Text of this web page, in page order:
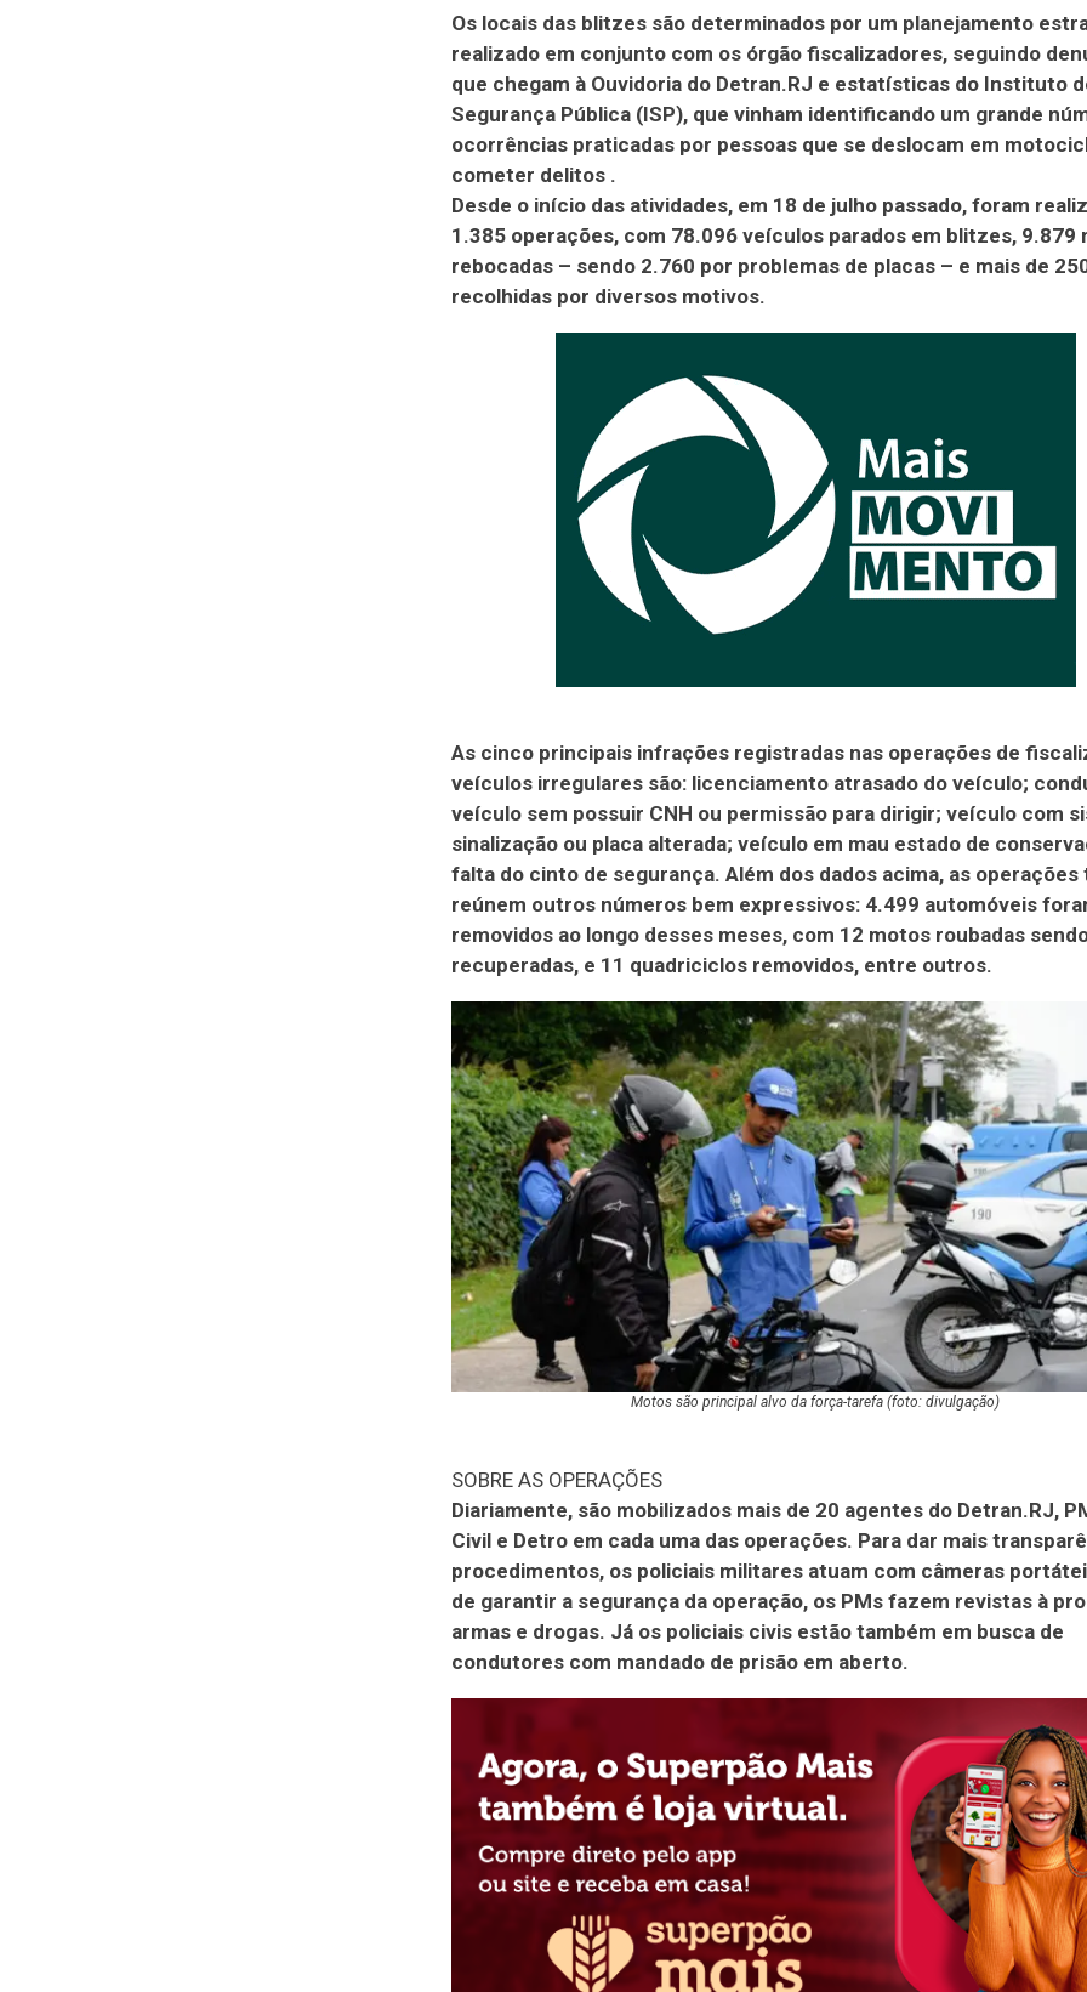
Os locais das blitzes são determinados por um planejamento
realizado em conjunto com os órgão fiscalizadores, seguindo
que chegam à Ouvidoria do Detran.RJ e estatísticas do Instituto
Segurança Pública (ISP), que vinham identificando um grande
ocorrências praticadas por pessoas que se deslocam em
cometer delitos .
Desde o início das atividades, em 18 de julho passado, foram
1.385 operações, com 78.096 veículos parados em blitzes, 9.879
rebocadas – sendo 2.760 por problemas de placas – e mais de
recolhidas por diversos motivos.
As cinco principais infrações registradas nas operações de
veículos irregulares são: licenciamento atrasado do veículo;
veículo sem possuir CNH ou permissão para dirigir; veículo com
sinalização ou placa alterada; veículo em mau estado de
falta do cinto de segurança. Além dos dados acima, as operações
reúnem outros números bem expressivos: 4.499 automóveis
removidos ao longo desses meses, com 12 motos roubadas
recuperadas, e 11 quadriciclos removidos, entre outros.
Motos são principal alvo da força-tarefa (foto: divulgação)
SOBRE AS OPERAÇÕES
Diariamente, são mobilizados mais de 20 agentes do Detran.RJ,
Civil e Detro em cada uma das operações. Para dar mais
procedimentos, os policiais militares atuam com câmeras
de garantir a segurança da operação, os PMs fazem revistas à
armas e drogas. Já os policiais civis estão também em busca de
condutores com mandado de prisão em aberto.